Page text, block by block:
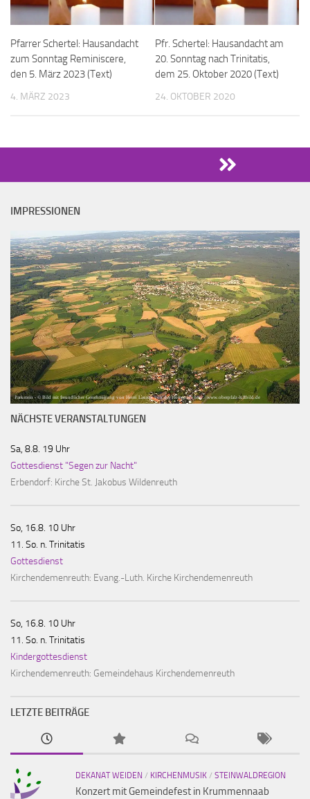
Pfarrer Schertel: Hausandacht
zum Sonntag Reminiscere,
den 5. März 2023 (Text)
4. MÄRZ 2023
Pfr. Schertel: Hausandacht am
20. Sonntag nach Trinitatis,
dem 25. Oktober 2020 (Text)
24. OKTOBER 2020
IMPRESSIONEN
Parkstein - © Bild mit freundlicher Genehmigung von Herrn Laumer von der Homepage http://www.oberpfalz-luftbild.de
NÄCHSTE VERANSTALTUNGEN
Sa, 8.8. 19 Uhr
Gottesdienst "Segen zur Nacht"
Erbendorf: Kirche St. Jakobus Wildenreuth
So, 16.8. 10 Uhr
11. So. n. Trinitatis
Gottesdienst
Kirchendemenreuth: Evang.-Luth. Kirche Kirchendemenreuth
So, 16.8. 10 Uhr
11. So. n. Trinitatis
Kindergottesdienst
Kirchendemenreuth: Gemeindehaus Kirchendemenreuth
LETZTE BEITRÄGE
DEKANAT WEIDEN / KIRCHENMUSIK / STEINWALDREGION
Konzert mit Gemeindefest in Krummennaab